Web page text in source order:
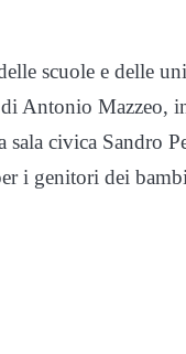
scuole e delle
Antonio Mazzeo,
civica Sandro
i genitori dei